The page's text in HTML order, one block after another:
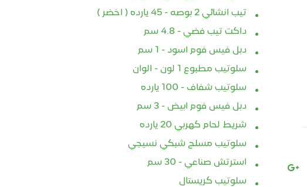
تيب انشائي 2 بوصه - 45 يارده ( اخضر )
داكت تيب فضي - 4.8 سم
دبل فيس فوم اسود - 1 سم
سلوتيب مطبوع 1 لون - الوان
سلوتيب شفاف - 100 يارده
دبل فيس فوم ابيض - 3 سم
شريط لحام كهربي 20 يارده
سلوتيب مسلح شبكي نسيجي
استرتش صناعي - 30 سم
سلوتيب كريستال